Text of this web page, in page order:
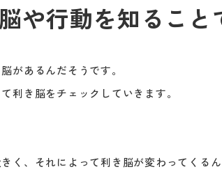
や行動を知るこ
があるんだそうです。
利き脳をチェックしていきます。
く、それによって利き脳が変わってくるん